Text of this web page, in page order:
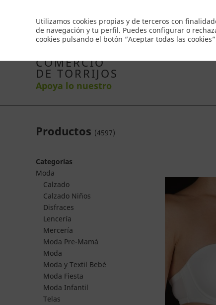
Utilizamos cookies propias y de terceros con
de navegación y tu perfil. Puedes configurar o
cookies pulsando el botón “Aceptar todas las
Inicio Productos Comercios Ofertas
COMERCIO
DE TORRIJOS
Apoya lo nuestro
Productos (4597)
Categorías
Moda
Calzado
Calzado Niños
Disfraces
Lencería
Mercería
Moda Pre-Mamá
Moda
Moda y Textil Bebé
Moda Fiesta
Moda Infantil
Telas